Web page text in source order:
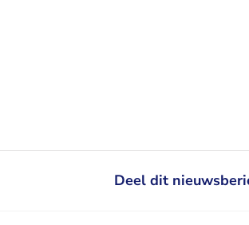
Deel dit